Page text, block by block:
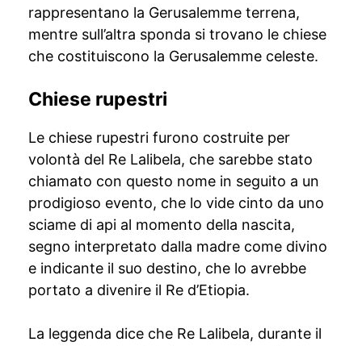
rappresentano la Gerusalemme terrena,
mentre sull’altra sponda si trovano le chiese
che costituiscono la Gerusalemme celeste.
Chiese rupestri
Le chiese rupestri furono costruite per
volontà del Re Lalibela, che sarebbe stato
chiamato con questo nome in seguito a un
prodigioso evento, che lo vide cinto da uno
sciame di api al momento della nascita,
segno interpretato dalla madre come divino
e indicante il suo destino, che lo avrebbe
portato a divenire il Re d’Etiopia.
La leggenda dice che Re Lalibela, durante il